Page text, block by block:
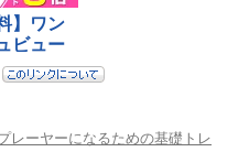
レーヤーになるための基礎トレ